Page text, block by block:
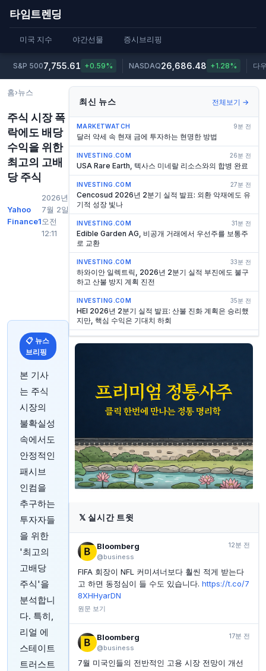
타임트렌딩
미국 지수 야간선물 증시브리핑
S&P 5007,755.61 +0.59% NASDAQ26,686.48 +1.28% 다
홈›뉴스
주식 시장 폭
락에도 배당
수익을 위한
최고의 고배
당 주식
Yahoo
Finance1
2026년
7월 2일
오전
12:11
📋 뉴스
브리핑
본 기사
는 주식
시장의
불확실성
속에서도
안정적인
패시브
인컴을
추구하는
투자자들
을 위한
'최고의
고배당
주식'을
분석합니
다. 특히,
리얼 에
스테이트
트러스트
최신 뉴스 전체보기 →
MARKETWATCH 9분 전
달러 약세 속 현재 금에 투자하는 현명한 방법
INVESTING.COM 26분 전
USA Rare Earth, 텍사스 미네랄 리소스와의 합병 완료
INVESTING.COM 27분 전
Cencosud 2026년 2분기 실적 발표: 외환 악재에도 유
기적 성장 빛나
INVESTING.COM 31분 전
Edible Garden AG, 비공개 거래에서 우선주를 보통주
로 교환
INVESTING.COM 33분 전
하와이안 일렉트릭, 2026년 2분기 실적 부진에도 불구
하고 산불 방지 계획 진전
INVESTING.COM 35분 전
HEI 2026년 2분기 실적 발표: 산불 진화 계획은 승리했
지만, 핵심 수익은 기대치 하회
INVESTING.COM 35분 전
Clear Secure CEO 캐린 사이드먼 베커, 8월 5일
1,980만 달러 상당 주식 매도
INVESTING.COM
INVESTING.COM 42분 전
텔레플렉스, 트루이스트 은행과 2억 5천만 달러 규모 자
사주 조기 매입 발표
INVESTING.COM 42분 전
INVESTING.COM
비트코인, 위험자산 랠리 및 연준 금리 인상 베팅 완화에
힘입어 주간 3% 상승 전망
INVESTING.COM
레이시온, 13억 달러 미사일 방어 계약 수주
INVESTING.COM 46분 전
킹스톤 컴퍼니스, 주주총회서 이사 선임 및 안건 승인
INVESTING.COM
𝕏 실시간 트윗
Bloomberg
@business
12분 전
FIFA 회장이 NFL 커미셔너보다 훨씬 적게 받는다
고 하면 동정심이 들 수도 있습니다. https://t.co/7
8XHHyarDN
원문 보기
Bloomberg
@business
17분 전
7월 미국인들의 전반적인 고용 시장 전망이 개선